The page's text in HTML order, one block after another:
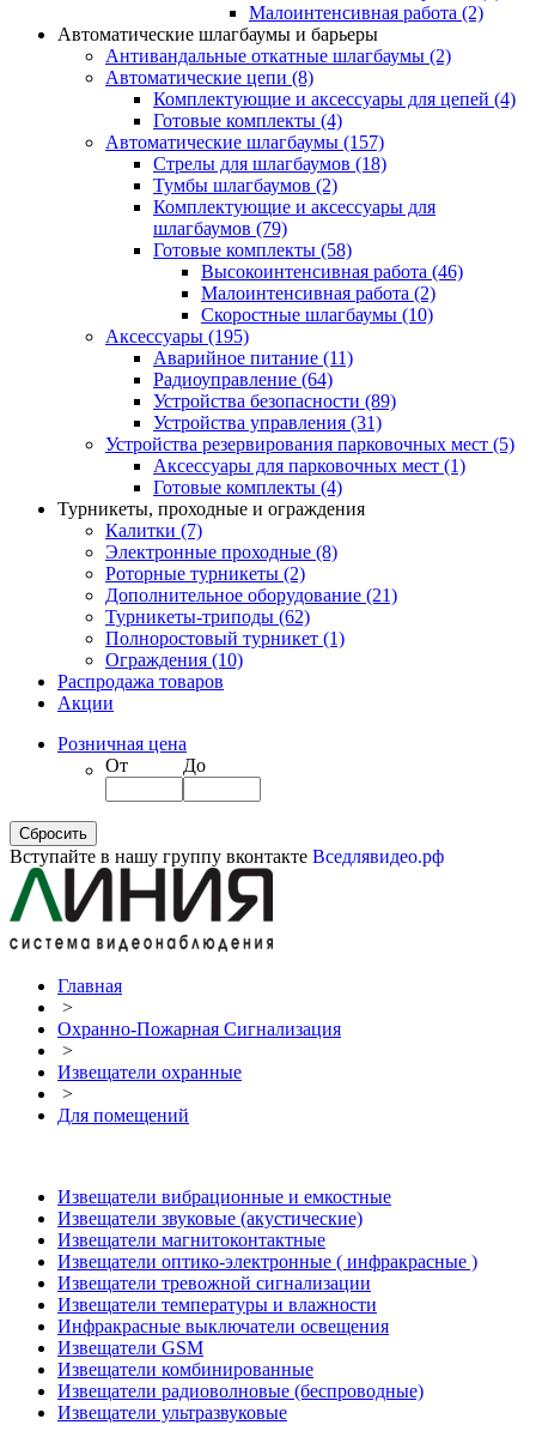
Малоинтенсивная работа (2)
Автоматические шлагбаумы и барьеры
Антивандальные откатные шлагбаумы (2)
Автоматические цепи (8)
Комплектующие и аксессуары для цепей (4)
Готовые комплекты (4)
Автоматические шлагбаумы (157)
Стрелы для шлагбаумов (18)
Тумбы шлагбаумов (2)
Комплектующие и аксессуары для
шлагбаумов (79)
Готовые комплекты (58)
Высокоинтенсивная работа (46)
Малоинтенсивная работа (2)
Скоростные шлагбаумы (10)
Аксессуары (195)
Аварийное питание (11)
Радиоуправление (64)
Устройства безопасности (89)
Устройства управления (31)
Устройства резервирования парковочных мест (5)
Аксессуары для парковочных мест (1)
Готовые комплекты (4)
Турникеты, проходные и ограждения
Калитки (7)
Электронные проходные (8)
Роторные турникеты (2)
Дополнительное оборудование (21)
Турникеты-триподы (62)
Полноростовый турникет (1)
Ограждения (10)
Распродажа товаров
Акции
Розничная цена
От
До
Вступайте в нашу группу вконтакте Вседлявидео.рф
Главная
>
Охранно-Пожарная Сигнализация
>
Извещатели охранные
>
Для помещений
Извещатели вибрационные и емкостные
Извещатели звуковые (акустические)
Извещатели магнитоконтактные
Извещатели оптико-электронные ( инфракрасные )
Извещатели тревожной сигнализации
Извещатели температуры и влажности
Инфракрасные выключатели освещения
Извещатели GSM
Извещатели комбинированные
Извещатели радиоволновые (беспроводные)
Извещатели ультразвуковые